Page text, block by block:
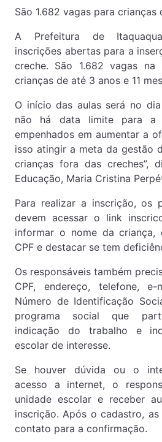
São 1.682 vagas para crianças
A Prefeitura de
inscrições abertas para a
creche. São 1.682 vagas na
crianças de até 3 anos e 11
O início das aulas será no
não há data limite para a
empenhados em aumentar a
isso atingir a meta da gestão
crianças fora das creches”,
Educação, Maria Cristina
Para realizar a inscrição, os
devem acessar o link
informar o nome da criança,
CPF e destacar se tem
Os responsáveis também
CPF, endereço, telefone,
Número de Identificação
programa social que
indicação do trabalho e
escolar de interesse.
Se houver dúvida ou o
acesso a internet, o
unidade escolar e receber
inscrição. Após o cadastro,
contato para a confirmação.